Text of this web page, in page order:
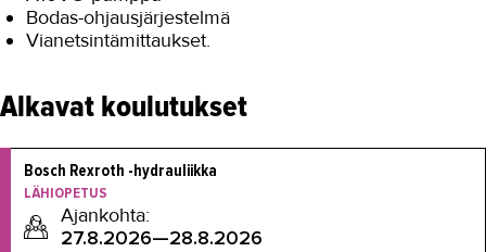
Bodas-ohjausjärjestelmä
Vianetsintämittaukset.
Alkavat koulutukset
Bosch Rexroth -hydrauliikka
LÄHIOPETUS
Ajankohta:
27.8.2026—28.8.2026